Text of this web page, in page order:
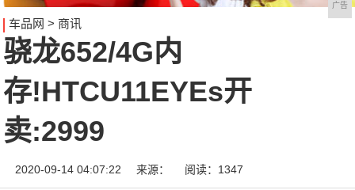
广告
车品网 > 商讯
骁龙652/4G内
存!HTCU11EYEs开
卖:2999
2020-09-14 04:07:22 来源： 阅读：1347